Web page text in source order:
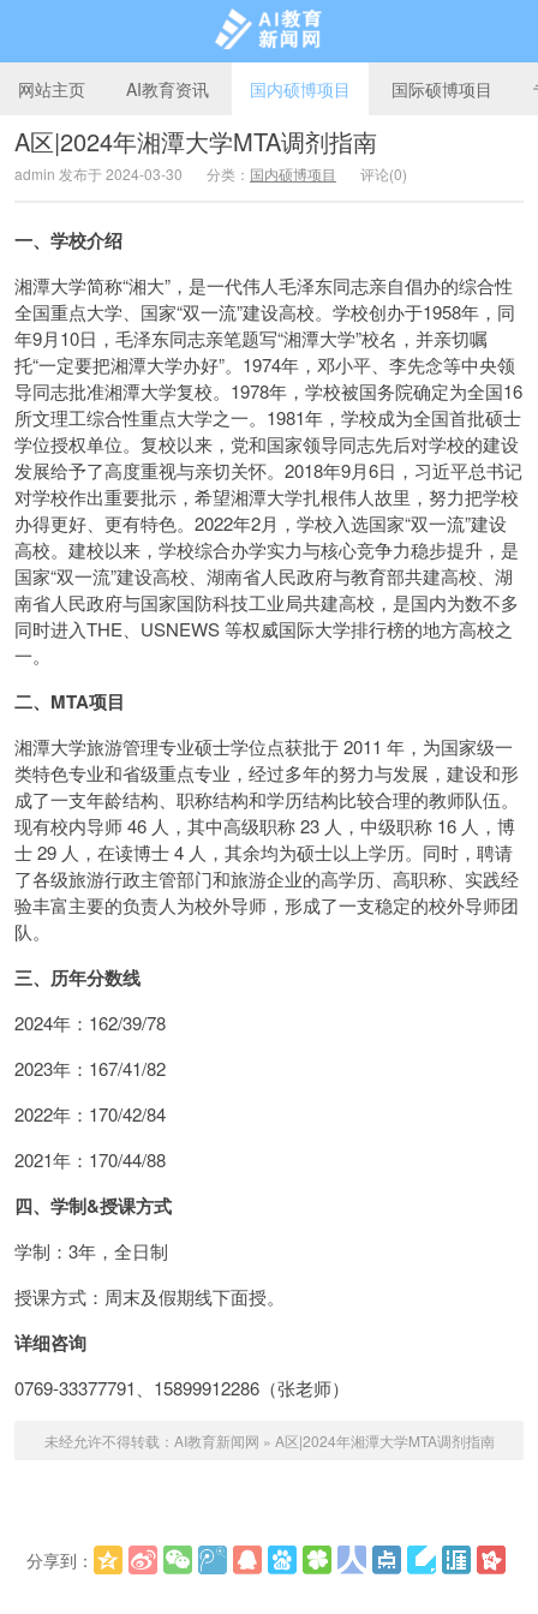
AI教育新闻网
网站主页 AI教育资讯 国内硕博项目 国际硕博项目
A区|2024年湘潭大学MTA调剂指南
admin 发布于 2024-03-30 分类： 国内硕博项目 评论(0)
一、学校介绍
湘潭大学简称“湘大”，是一代伟人毛泽东同志亲自倡办的综合性
全国重点大学、国家“双一流”建设高校。学校创办于1958年，同
年9月10日，毛泽东同志亲笔题写“湘潭大学”校名，并亲切嘱
托“一定要把湘潭大学办好”。1974年，邓小平、李先念等中央领
导同志批准湘潭大学复校。1978年，学校被国务院确定为全国16
所文理工综合性重点大学之一。1981年，学校成为全国首批硕士
学位授权单位。复校以来，党和国家领导同志先后对学校的建设
发展给予了高度重视与亲切关怀。2018年9月6日，习近平总书记
对学校作出重要批示，希望湘潭大学扎根伟人故里，努力把学校
办得更好、更有特色。2022年2月，学校入选国家“双一流”建设
高校。建校以来，学校综合办学实力与核心竞争力稳步提升，是
国家“双一流”建设高校、湖南省人民政府与教育部共建高校、湖
南省人民政府与国家国防科技工业局共建高校，是国内为数不多
同时进入THE、USNEWS 等权威国际大学排行榜的地方高校之
一。
二、MTA项目
湘潭大学旅游管理专业硕士学位点获批于 2011 年，为国家级一
类特色专业和省级重点专业，经过多年的努力与发展，建设和形
成了一支年龄结构、职称结构和学历结构比较合理的教师队伍。
现有校内导师 46 人，其中高级职称 23 人，中级职称 16 人，博
士 29 人，在读博士 4 人，其余均为硕士以上学历。同时，聘请
了各级旅游行政主管部门和旅游企业的高学历、高职称、实践经
验丰富主要的负责人为校外导师，形成了一支稳定的校外导师团
队。
三、历年分数线
2024年：162/39/78
2023年：167/41/82
2022年：170/42/84
2021年：170/44/88
四、学制&授课方式
学制：3年，全日制
授课方式：周末及假期线下面授。
详细咨询
0769-33377791、15899912286（张老师）
未经允许不得转载： AI教育新闻网 » A区|2024年湘潭大学MTA调剂指南
分享到：